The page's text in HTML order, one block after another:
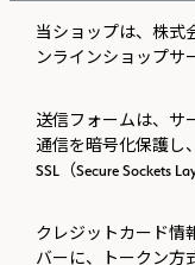
当ショップは、株式
ンラインショップサ
送信フォームは、サ
通信を暗号化保護し
SSL（Secure Sockets
クレジットカード情
バーに、トークン方